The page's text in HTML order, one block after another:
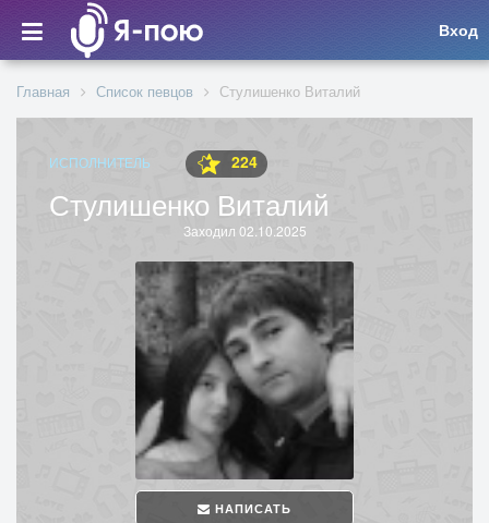
Вход
Главная Список певцов Стулишенко Виталий
ИСПОЛНИТЕЛЬ 224
Стулишенко Виталий
Заходил 02.10.2025
НАПИСАТЬ